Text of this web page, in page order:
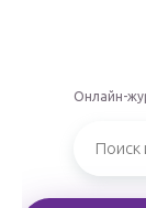
Онлайн-